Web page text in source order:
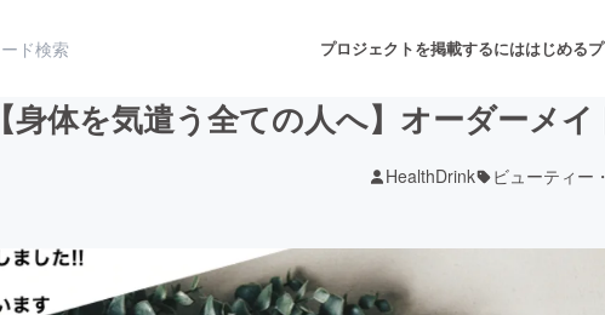
プロジェクトを掲載するにははじめる
写真 音楽
【身体を気遣う全ての人へ】オーダーメ
HealthDrink ビューティー